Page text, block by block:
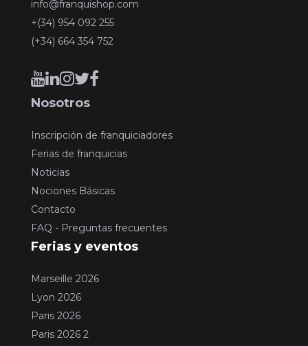
info@franquishop.com
+(34) 954 092 255
(+34) 664 354 752
Nosotros
Inscripción de franquiciadores
Ferias de franquicias
Noticias
Nociones Básicas
Contacto
FAQ - Preguntas frecuentes
Ferias y eventos
Marseille 2026
Lyon 2026
Paris 2026
Paris 2026 2